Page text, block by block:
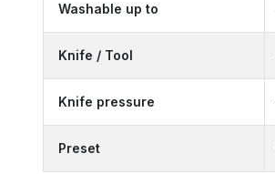
Washable up to
Knife / Tool
Knife pressure
Preset